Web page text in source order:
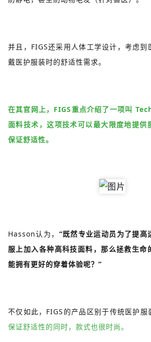
并且，FIGS还采用人体工学设计，考虑到
戴医护服装时的舒适性需求。
在其官网上，FIGS重点介绍了一项叫
面料技术，这项技术可以最大限度地提供
保证舒适性。
Hasson认为， “既然专业运动员为了提高
服上加入各种高科技面料，那么拯救生命
能拥有更好的穿着体验呢？”
不仅如此，FIGS的产品区别于传统医护
保证舒适性的同时，款式也很时尚。